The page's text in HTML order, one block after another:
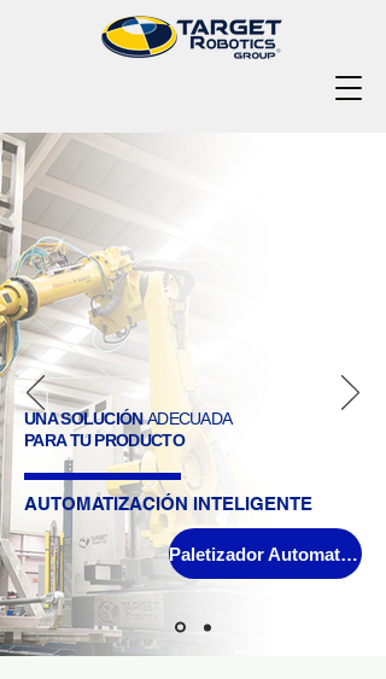
UNA SOLUCIÓNADECUADA
PARA TU PRODUCTO
AUTOMATIZACIÓN INTELIGENTE
Paletizador Automatico